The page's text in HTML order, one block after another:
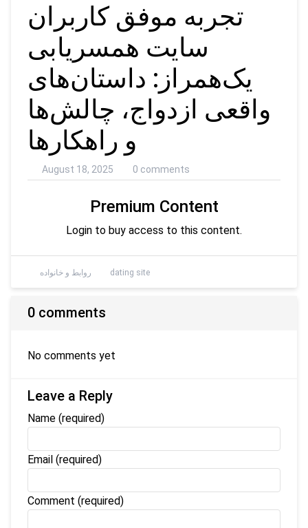
تجربه موفق کاربران
سایت همسریابی
یک‌همراز: داستان‌های
واقعی ازدواج، چالش‌ها
و راهکارها
August 18, 2025 0 comments
Premium Content
Login to buy access to this content.
روابط و خانواده dating site
0 comments
No comments yet
Leave a Reply
Name (required)
Email (required)
Comment (required)